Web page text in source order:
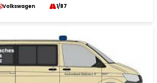
Volkswagen 1/87